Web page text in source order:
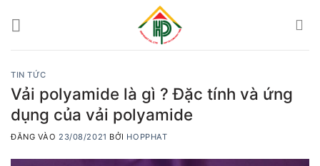
TIN TỨC
Vải polyamide là gì ? Đặc tính và ứng
dụng của vải polyamide
ĐĂNG VÀO 23/08/2021 BỞI HOPPHAT